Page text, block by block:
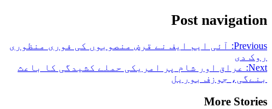
Post navigation
Previous:
آئی ایم ایف نے قرض منصوبوں کی فوری منظوری
روک دی
Next:
عراق اور شام پر امریکی حملے کشیدگی کا باعث
بنےگی، جوزف بوریل
More Stories